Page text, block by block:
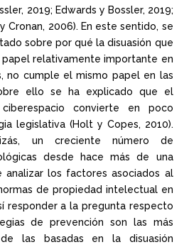
2019; Edwards y Bossler, 2019;
Cronan, 2006). En este sentido, se
sobre por qué la disuasión que
relativamente importante en
no cumple el mismo papel en las
ello se ha explicado que el
convierte en poco
legislativa (Holt y Copes, 2010).
un creciente número de
desde hace más de una
los factores asociados al
de propiedad intelectual en
responder a la pregunta respecto
de prevención son las más
las basadas en la disuasión